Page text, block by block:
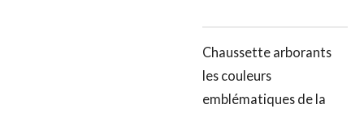
Chaussette arborants
les couleurs
emblématiques de la